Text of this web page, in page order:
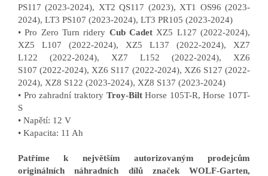
PS117 (2023-2024), XT2 QS117 (2023), XT1 OS96 (2023-
2024), LT3 PS107 (2023-2024), LT3 PR105 (2023-2024)
• Pro Zero Turn ridery Cub Cadet XZ5 L127 (2022-2024),
XZ5 L107 (2022-2024), XZ5 L137 (2022-2024), XZ7
L122 (2022-2024), XZ7 L152 (2022-2024), XZ6
S107 (2022-2024), XZ6 S117 (2022-2024), XZ6 S127 (2022-
2024), XZ8 S122 (2023-2024), XZ8 S137 (2023-2024)
• Pro zahradní traktory Troy-BiltHorse 105T-R, Horse 107T-
S
• Napětí: 12 V
• Kapacita: 11 Ah
Patříme k největším autorizovaným prodejcům
originálních náhradních dílů značek WOLF-Garten,